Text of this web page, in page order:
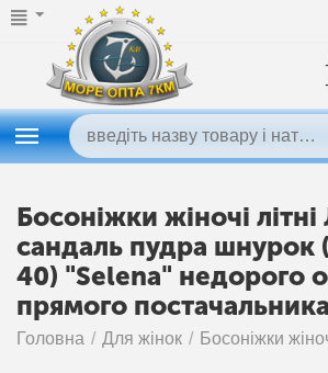
Босоніжки жіночі
сандаль пудра шнурок
40) "Selena" недорого
прямого постачальника
Головна / Для жінок / Босоніжки